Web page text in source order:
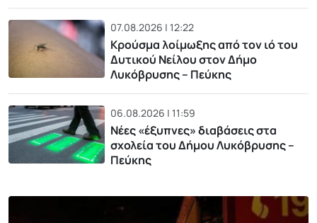
07.08.2026 | 12:22
Κρούσμα λοίμωξης από τον ιό του
Δυτικού Νείλου στον Δήμο
Λυκόβρυσης – Πεύκης
06.08.2026 | 11:59
Νέες «έξυπνες» διαβάσεις στα
σχολεία του Δήμου Λυκόβρυσης –
Πεύκης